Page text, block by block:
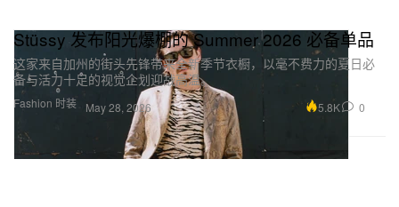
Fashion 时装
Stüssy 发布阳光爆棚的 Summer 2026 必备单品
这家来自加州的街头先锋带来全新季节衣橱，以毫不费力的夏日必
备与活力十足的视觉企划迎战高温。
May 28, 2026 5.8K 0